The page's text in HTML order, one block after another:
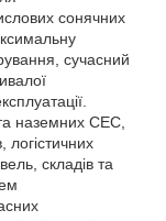
сонячних
сучасний
наземних СЕС,
логістичних
складів та